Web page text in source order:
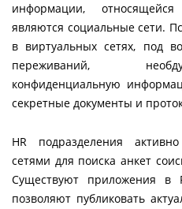
информации,
являются социальные сети.
в виртуальных сетях, под
переживаний,
конфиденциальную
секретные документы и
HR подразделения
сетями для поиска анкет
Существуют приложения в
позволяют публиковать